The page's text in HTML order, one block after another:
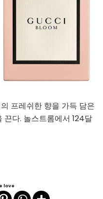
프레쉬한 향을 가득 담은
끈다. 놀스트롬에서 124달
love